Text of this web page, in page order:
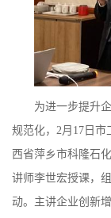
展
厅
为进一步提升
规范化，2月17日 市
西省萍乡市科隆石
讲师李世宏授课，
动。主讲企业创新